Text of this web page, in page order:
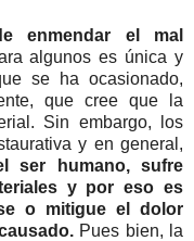
enmendar el mal
algunos es única y
se ha ocasionado,
que cree que la
Sin embargo, los
y en general,
ser humano, sufre
y por eso es
o mitigue el dolor
Pues bien, la